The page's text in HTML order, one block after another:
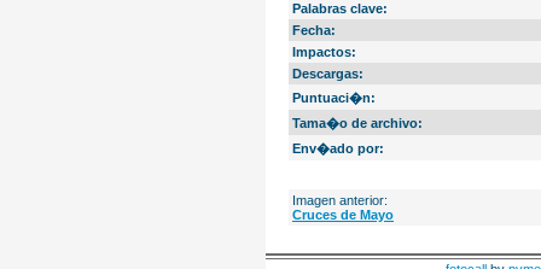
Palabras clave:
Fecha:
Impactos:
Descargas:
Puntuaci�n:
Tama�o de archivo:
Env�ado por:
Imagen anterior:
Cruces de Mayo